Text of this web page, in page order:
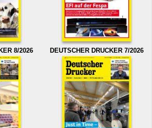
8/2026 DEUTSCHER DRUCKER 7/2026